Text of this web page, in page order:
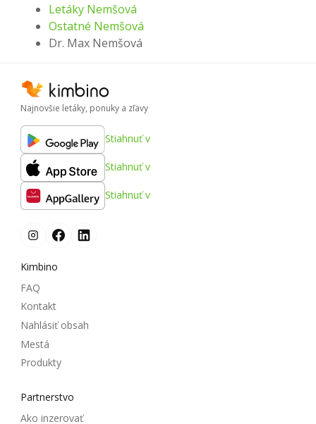
Letáky Nemšová
Ostatné Nemšová
Dr. Max Nemšová
Najnovšie letáky, ponuky a zľavy
Stiahnuť v
Stiahnuť v
Stiahnuť v
Kimbino
FAQ
Kontakt
Nahlásiť obsah
Mestá
Produkty
Partnerstvo
Ako inzerovať